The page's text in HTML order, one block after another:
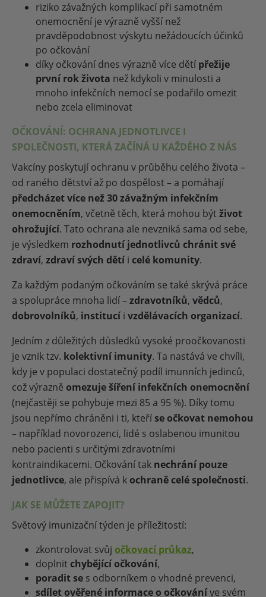
riziko závažných komplikací při samotném
onemocnění je výrazně vyšší než
pravděpodobnost výskytu nežádoucích účinků
po očkování
díky očkování dnes výrazně více dětí přežije
první rok života než kdykoli v minulosti a
mnoho infekčních nemocí se podařilo omezit
nebo zcela eliminovat
OČKOVÁNÍ: OCHRANA JEDNOTLIVCE I
SPOLEČNOSTI, KTERÁ ZAČÍNÁ U KAŽDÉHO Z NÁS
Vakcíny poskytují ochranu v průběhu celého života –
od raného dětství až po dospělost – a pomáhají
předcházet více než 30 závažným infekčním
onemocněním, včetně těch, která mohou býtživot
ohrožující. Tato ochrana ale nevzniká sama od sebe,
je výsledkem rozhodnutí jednotlivců chránit své
zdraví, zdraví svých dětíi celé komunity.
Za každým podaným očkováním se také skrývá práce
a spolupráce mnoha lidí –zdravotníků, vědců,
dobrovolníků, institucíi vzdělávacích organizací.
Jedním z důležitých důsledků vysoké proočkovanosti
je vznik tzv. kolektivní imunity. Ta nastává ve chvíli,
kdy je v populaci dostatečný podíl imunních jedinců,
což výrazně omezuje šíření infekčních onemocnění
(nejčastěji se pohybuje mezi 85 a 95 %). Díky tomu
jsou nepřímo chráněni i ti, kteříse očkovat nemohou
– například novorozenci, lidé s oslabenou imunitou
nebo pacienti s určitými zdravotními
kontraindikacemi. Očkování tak nechrání pouze
jednotlivce, ale přispívá kochraně celé společnosti.
JAK SE MŮŽETE ZAPOJIT?
Světový imunizační týden je příležitostí:
zkontrolovat svůj očkovací průkaz,
doplnitchybějící očkování,
poradit se s odborníkem o vhodné prevenci,
sdílet ověřené informace o očkováníve svém